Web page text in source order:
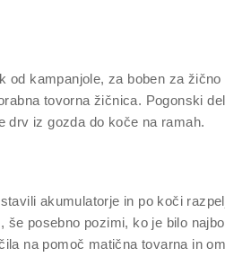
kampanjole, za boben za
tovorna žičnica. Pogonski
drv iz gozda do koče na ramah.
akumulatorje in po koči
posebno pozimi, ko je bilo
na pomoč matična tovarna in